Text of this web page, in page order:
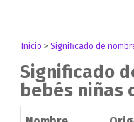
Inicio >Significado de
Significado
bebés niñas